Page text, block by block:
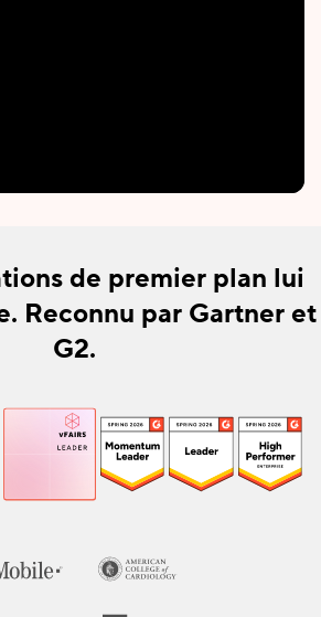
de premier plan lui
Reconnu par Gartner et
G2.